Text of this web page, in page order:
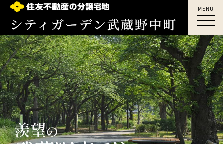
吉祥寺｜三鷹｜シティガーデン武蔵野中町｜三
鷹駅｜JU武蔵野中町｜住友不動産
MENU